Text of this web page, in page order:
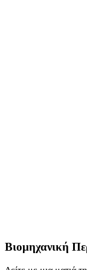
Βιομηχανική